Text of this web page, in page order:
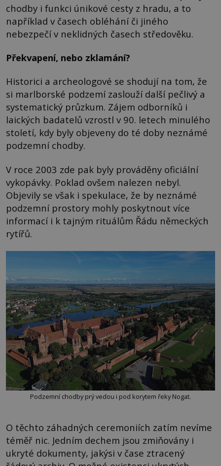
chodby i funkci únikové cesty z hradu, a to
například v časech obléhání či jiného
nebezpečí v neklidných časech středověku.
Překvapení, nebo zklamání?
Historici a archeologové se shodují na tom, že
si marlborské podzemí zaslouží další pečlivý a
systematický průzkum. Zájem odborníků i
laických badatelů vzrostl v 90. letech minulého
století, kdy byly objeveny do té doby neznámé
podzemní chodby.
V roce 2003 zde pak byly prováděny oficiální
vykopávky. Poklad ovšem nalezen nebyl.
Objevily se však i spekulace, že by neznámé
podzemní prostory mohly poskytnout více
informací i k tajným rituálům Řádu německých
rytířů.
Podzemní chodby prý vedou i pod korytem řeky Nogat.
O těchto záhadných ceremoniích zatím nevíme
téměř nic. Jedním dechem jsou zmiňovány i
ukryté dokumenty, jakýsi v čase ztracený